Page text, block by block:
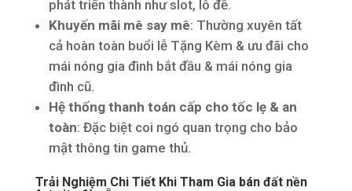
phát triển thành như slot, lô đề.
Khuyến mãi mê say mê: Thường xuyên tất
cả hoàn toàn buổi lễ Tặng Kèm & ưu đãi cho
mái nóng gia đình bắt đầu & mái nóng gia
đình cũ.
Hệ thống thanh toán cấp cho tốc lẹ & an
toàn: Đặc biệt coi ngó quan trọng cho bảo
mật thông tin game thủ.
Trải Nghiệm Chi Tiết Khi Tham Gia bán đất nền